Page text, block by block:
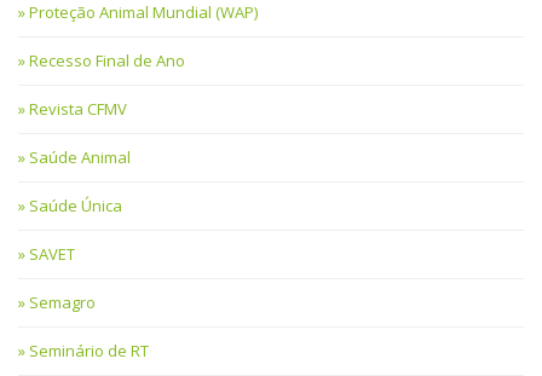
Proteção Animal Mundial (WAP)
Recesso Final de Ano
Revista CFMV
Saúde Animal
Saúde Única
SAVET
Semagro
Seminário de RT